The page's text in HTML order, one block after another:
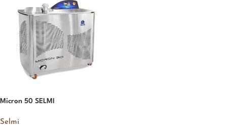
Micron 50 SELMI
Selmi